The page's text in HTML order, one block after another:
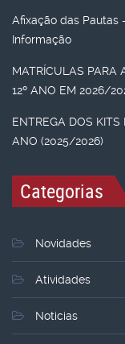
Afixação das Pautas
Informação
MATRÍCULAS PARA
12º ANO EM 2026/
ENTREGA DOS KITS
ANO (2025/2026)
Categorias
Novidades
Atividades
Noticias